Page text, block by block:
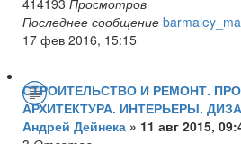
Последнее сообщение
17 фев 2016, 15:15
СТРОИТЕЛЬСТВО И РЕМОНТ.
АРХИТЕКТУРА. ИНТЕРЬЕРЫ.
Андрей Дейнека » 11 авг 2015,